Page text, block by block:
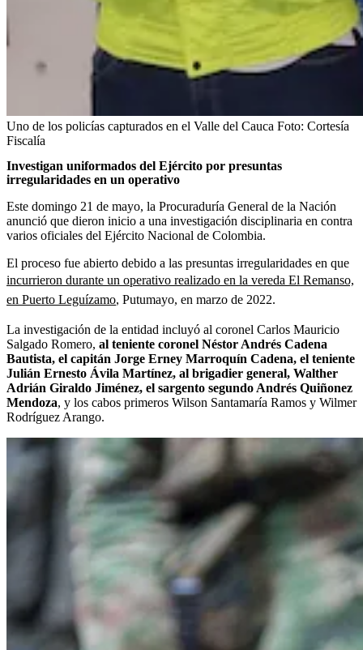
Uno de los policías capturados en el Valle del Cauca Foto: Cortesía
Fiscalía
Investigan uniformados del Ejército por presuntas
irregularidades en un operativo
Este domingo 21 de mayo, la Procuraduría General de la Nación
anunció que dieron inicio a una investigación disciplinaria en contra
varios oficiales del Ejército Nacional de Colombia.
El proceso fue abierto debido a las presuntas irregularidades en que
incurrieron durante un operativo realizado en la vereda El Remanso,
en Puerto Leguízamo, Putumayo, en marzo de 2022.
La investigación de la entidad incluyó al coronel Carlos Mauricio
Salgado Romero, al teniente coronel Néstor Andrés Cadena
Bautista, el capitán Jorge Erney Marroquín Cadena, el teniente
Julián Ernesto Ávila Martínez, al brigadier general, Walther
Adrián Giraldo Jiménez, el sargento segundo Andrés Quiñonez
Mendoza, y los cabos primeros Wilson Santamaría Ramos y Wilmer
Rodríguez Arango.